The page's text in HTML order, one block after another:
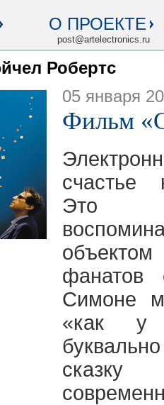
О ПРОЕКТЕ
post@artelectronics.ru
Робертс
05 января
Фильм
счастье
Это
фанатов
Симоне
«как у
сказку